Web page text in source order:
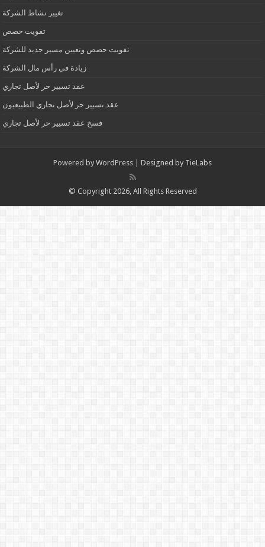
تغيير نشاط الشركة
تفويت حصص
تفويت حصص وتعيين مسير جديد للشركة
زيادة في رأس مال الشركة
عقد تسيير حر لأصل تجاري
عقد تسيير حر لأصل تجاري الطبيعيون
فسخ عقد تسيير حر لأصل تجاري
Powered by WordPress | Designed by TieLabs
© Copyright 2026, All Rights Reserved